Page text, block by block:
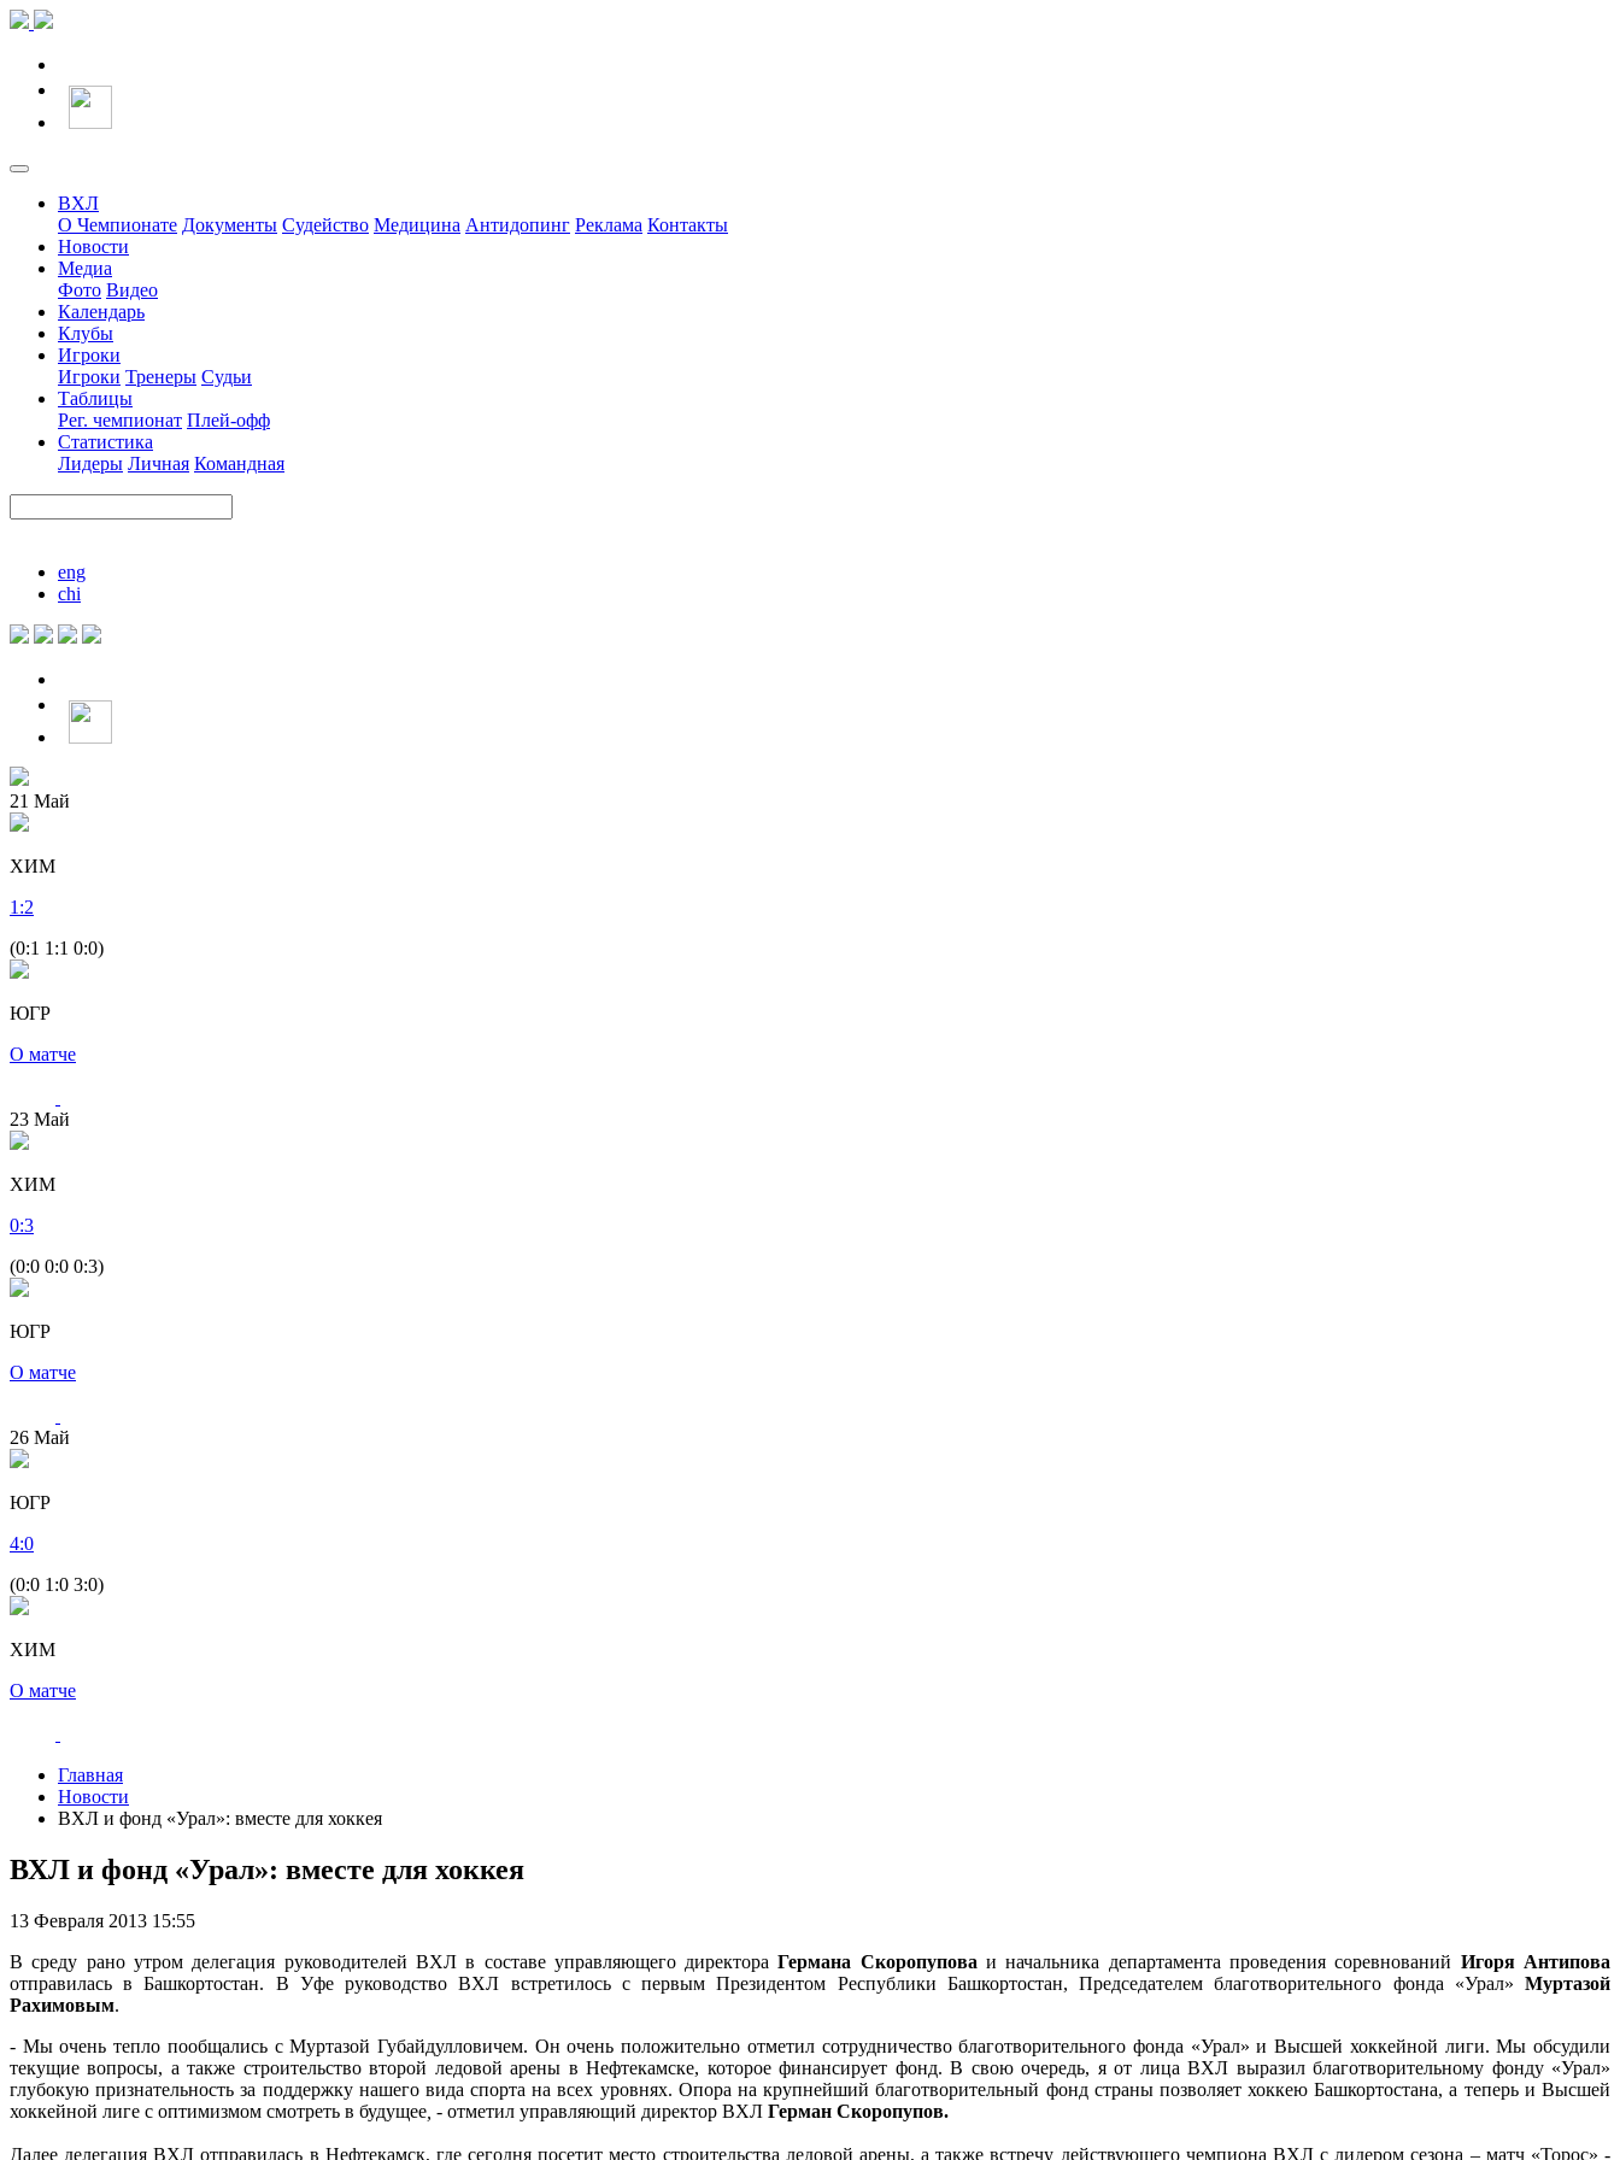
ВХЛ
О Чемпионате Документы Судейство Медицина Антидопинг Реклама Контакты
Новости
Медиа
Фото Видео
Календарь
Клубы
Игроки
Игроки Тренеры Судьи
Таблицы
Рег. чемпионат Плей-офф
Статистика
Лидеры Личная Командная
eng
chi
21 Май
ХИМ
1 :2
(0:1 1:1 0:0)
ЮГР
О матче
23 Май
ХИМ
0:3
(0:0 0:0 0:3)
ЮГР
О матче
26 Май
ЮГР
4:0
(0:0 1:0 3:0)
ХИМ
О матче
Главная
Новости
ВХЛ и фонд «Урал»: вместе для хоккея
ВХЛ и фонд «Урал»: вместе для хоккея
13 Февраля 2013 15:55
В среду рано утром делегация руководителей ВХЛ в составе управляющего директораГермана Скоропупова и начальника департамента проведения соревнований Игоря Антипова
отправилась в Башкортостан. В Уфе руководство ВХЛ встретилось с первым Президентом Республики Башкортостан, Председателем благотворительного фонда «Урал» Муртазой
Рахимовым.
- Мы очень тепло пообщались с Муртазой Губайдулловичем. Он очень положительно отметил сотрудничество благотворительного фонда «Урал» и Высшей хоккейной лиги. Мы обсудили
текущие вопросы, а также строительство второй ледовой арены в Нефтекамске, которое финансирует фонд. В свою очередь, я от лица ВХЛ выразил благотворительному фонду «Урал»
глубокую признательность за поддержку нашего вида спорта на всех уровнях. Опора на крупнейший благотворительный фонд страны позволяет хоккею Башкортостана, а теперь и Высшей
хоккейной лиге с оптимизмом смотреть в будущее - отметил управляющий директор ВХЛ Герман Скоропупов.
Далее делегация ВХЛ отправилась в Нефтекамск, где сегодня посетит место строительства ледовой арены, а также встречу действующего чемпиона ВХЛ с лидером сезона – матч «Торос» -